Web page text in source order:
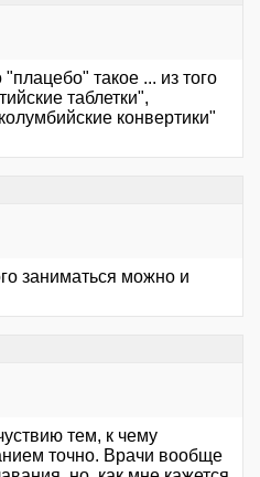
такое ... из того
таблетки",
конвертики"
заниматься можно и
тем, к чему
точно. Врачи вообще